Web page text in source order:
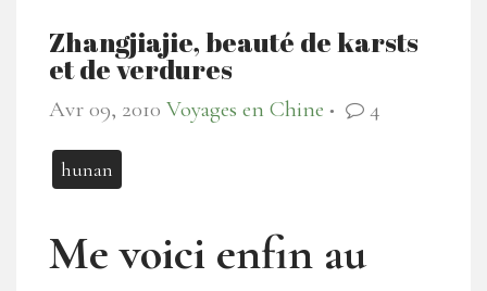
Zhangjiajie, beauté de karsts
et de verdures
Avr 09, 2010 Voyages en Chine ● 4
hunan
Me voici enfin au